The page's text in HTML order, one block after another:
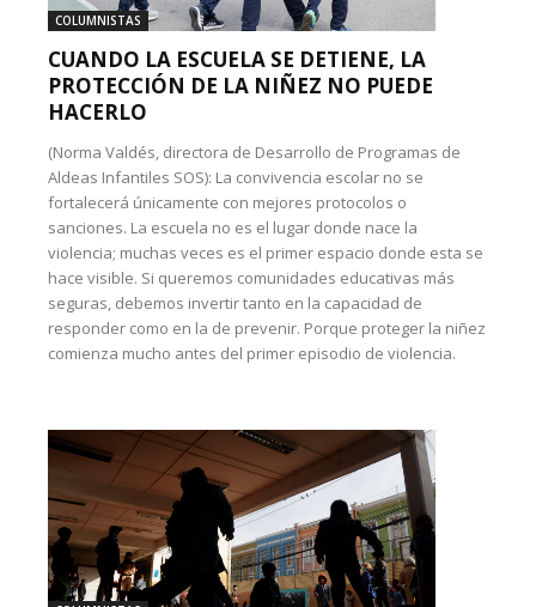
COLUMNISTAS
CUANDO LA ESCUELA SE DETIENE, LA
PROTECCIÓN DE LA NIÑEZ NO PUEDE
HACERLO
(Norma Valdés, directora de Desarrollo de Programas de
Aldeas Infantiles SOS): La convivencia escolar no se
fortalecerá únicamente con mejores protocolos o
sanciones. La escuela no es el lugar donde nace la
violencia; muchas veces es el primer espacio donde esta se
hace visible. Si queremos comunidades educativas más
seguras, debemos invertir tanto en la capacidad de
responder como en la de prevenir. Porque proteger la niñez
comienza mucho antes del primer episodio de violencia.